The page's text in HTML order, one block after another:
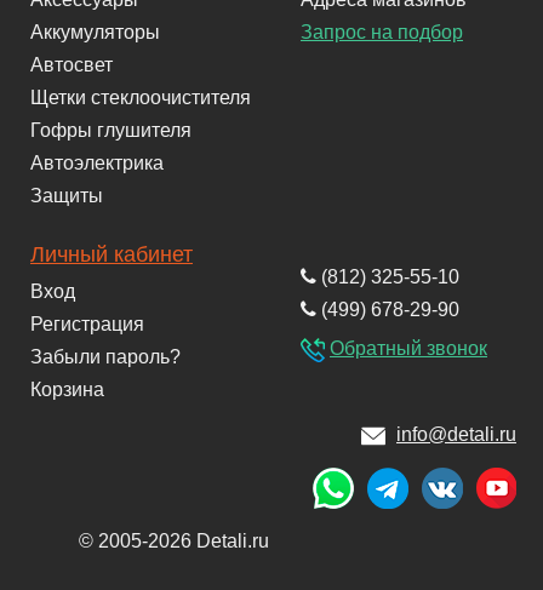
Аккумуляторы
Автосвет
Щетки стеклоочистителя
Гофры глушителя
Автоэлектрика
Защиты
Запрос на подбор
Личный кабинет
Вход
Регистрация
Забыли пароль?
Корзина
(812) 325-55-10
(499) 678-29-90
Обратный звонок
info@detali.ru
© 2005-2026 Detali.ru